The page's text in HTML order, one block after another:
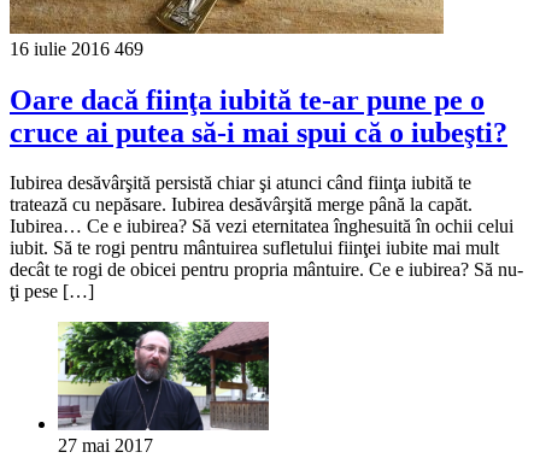
16 iulie 2016 469
Oare dacă fiinţa iubită te-ar pune pe o
cruce ai putea să-i mai spui că o iubeşti?
Iubirea desăvârşită persistă chiar şi atunci când fiinţa iubită te
tratează cu nepăsare. Iubirea desăvârşită merge până la capăt.
Iubirea… Ce e iubirea? Să vezi eternitatea înghesuită în ochii celui
iubit. Să te rogi pentru mântuirea sufletului fiinţei iubite mai mult
decât te rogi de obicei pentru propria mântuire. Ce e iubirea? Să nu-
ţi pese […]
27 mai 2017